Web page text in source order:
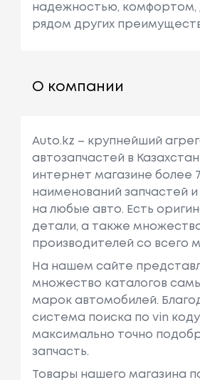
надежностью, комфортом,
рядом других
О компании
Auto.kz – крупнейший
автозапчастей в
интернет магазине более
наименований запчастей
на любые авто. Есть
детали, а также
производителей со всего
На нашем сайте
множество каталогов
марок автомобилей.
система поиска по vin
максимально точно
запчасть.
Товары нашего магазина